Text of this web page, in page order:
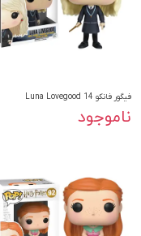
فیگور فانکو Luna Lovegood 14
ناموجود